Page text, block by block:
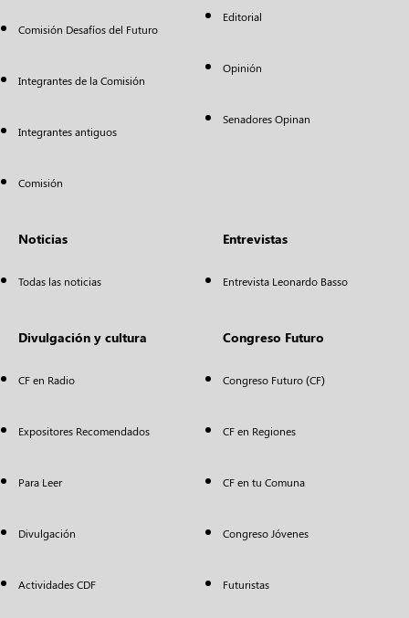
Comisión Desafíos del Futuro
Integrantes de la Comisión
Integrantes antiguos
Comisión
Editorial
Opinión
Senadores Opinan
Noticias
Todas las noticias
Entrevistas
Entrevista Leonardo Basso
Divulgación y cultura
CF en Radio
Expositores Recomendados
Para Leer
Divulgación
Actividades CDF
Congreso Futuro
Congreso Futuro (CF)
CF en Regiones
CF en tu Comuna
Congreso Jóvenes
Futuristas